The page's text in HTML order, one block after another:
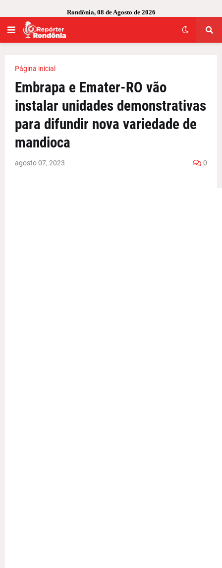
Rondônia, 08 de Agosto de 2026
Página inicial
Embrapa e Emater-RO vão
instalar unidades demonstrativas
para difundir nova variedade de
mandioca
agosto 07, 2023 0